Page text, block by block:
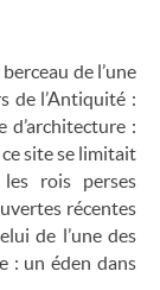
de l’une
de l’Antiquité :
d’architecture :
ce site se limitait
rois perses
récentes
de l’une des
: un éden dans